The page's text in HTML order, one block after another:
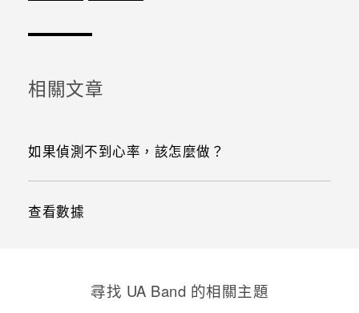
相關文章
如果偵測不到心率，該怎麼做？
查看數據
尋找 UA Band 的相關主題